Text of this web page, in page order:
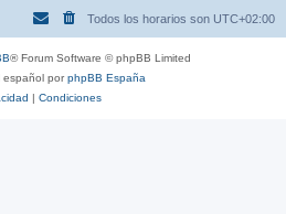
Todos los horarios son UTC+02:00
® Forum Software © phpBB Limited
español porphpBB España
| Condiciones